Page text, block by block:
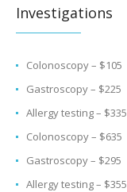
Investigations
Colonoscopy – $105
Gastroscopy – $225
Allergy testing – $335
Colonoscopy – $635
Gastroscopy – $295
Allergy testing – $355